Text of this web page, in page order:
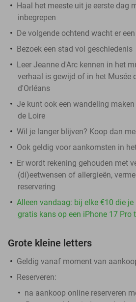
Haal het meeste uit je eerste dag
inbegrepen
De volgende ochtend wacht er
Bezoek een stad vol geschiedenis
Leer Jeanne d'Arc kennen in het
verhaal is gewijd of in het Musée
d'Orléans
Je kunt ook een wandeling
de Loire
Wil je langer blijven? Koop dan
Ook geldig voor aankomsten in
Er wordt rekening gehouden met
(di)eetwensen of allergieën,
reservering
Alleen vandaag: bij elke €10 die
gratis kans op een iPhone 17 Pro
Grote kleine letters
Geldig vanaf moment van
Reserveren:
na aankoop online reserveren